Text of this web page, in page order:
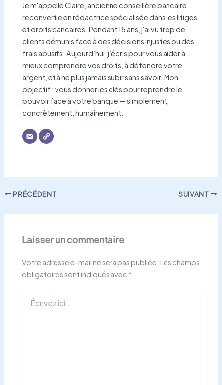
Je m'appelle Claire, ancienne conseillère bancaire
reconvertie en rédactrice spécialisée dans les litiges
et droits bancaires. Pendant 15 ans, j'ai vu trop de
clients démunis face à des décisions injustes ou des
frais abusifs. Aujourd’hui, j’écris pour vous aider à
mieux comprendre vos droits, à défendre votre
argent, et à ne plus jamais subir sans savoir. Mon
objectif : vous donner les clés pour reprendre le
pouvoir face à votre banque — simplement,
concrètement, humainement.
PRÉCÉDENT SUIVANT
Laisser un commentaire
Votre adresse e-mail ne sera pas publiée. Les champs
obligatoires sont indiqués avec *
ici…